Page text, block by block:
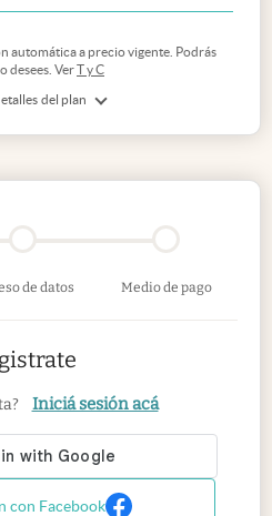
del plan
automática a precio vigente. Podrás
desees. VerT y C
de datos Medio de pago
Iniciá sesión acá
con Facebook